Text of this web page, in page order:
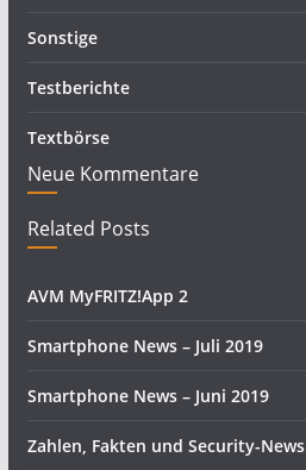
Sonstige
Testberichte
Textbörse
Neue Kommentare
Related Posts
AVM MyFRITZ!App 2
Smartphone News – Juli 2019
Smartphone News – Juni 2019
Zahlen, Fakten und Security-News